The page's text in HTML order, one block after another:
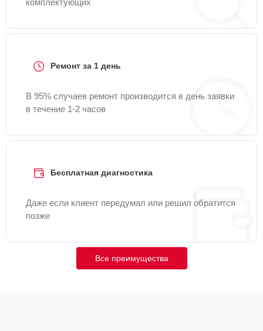
комплектующих
Ремонт за 1 день
В 95% случаев ремонт производится в день заявки
в течение 1-2 часов
Бесплатная диагностика
Даже если клиент передумал или решил обратится
позже
Все преимущества